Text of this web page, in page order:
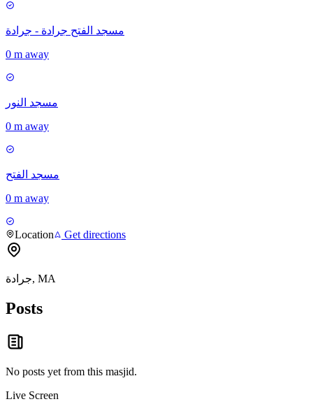
مسجد الفتح جرادة - جرادة
0 m away
مسجد النور
0 m away
مسجد الفتح
0 m away
Location Get directions
جرادة, MA
Posts
No posts yet from this masjid.
Live Screen